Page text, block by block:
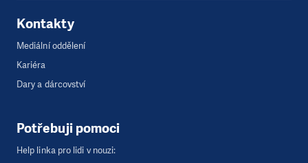
Kontakty
Mediální oddělení
Kariéra
Dary a dárcovství
Potřebuji pomoci
Help linka pro lidi v nouzi: